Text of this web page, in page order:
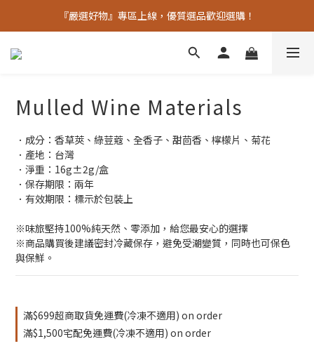
中秋烤肉必備【秘製烤肉粉】限時限量優惠中
『嚴選好物』專區上線，優質選品歡迎選購！
純天然香辛調味料 嚴格篩選 檢驗合格
Mulled Wine Materials
．成分：香草莢、綠荳蔻、全香子、甜茴香、檸檬片、菊花
．產地：台灣
．淨重：16g±2g/盒
．保存期限：兩年
．有效期限：標示於包裝上
※味旅堅持100%純天然、零添加，給您最安心的選擇
※商品購買後建議密封冷藏保存，避免受潮變質，同時也可保色
與保鮮。
滿$699超商取貨免運費(冷凍不適用) on order
滿$1,500宅配免運費(冷凍不適用) on order